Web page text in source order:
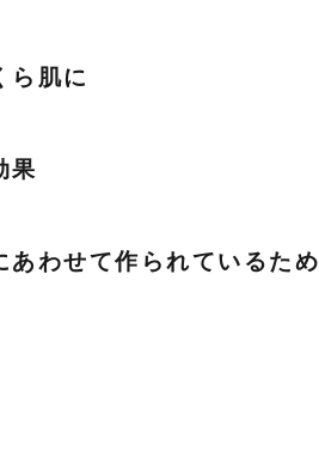
ら肌に
果
わせて作られているため